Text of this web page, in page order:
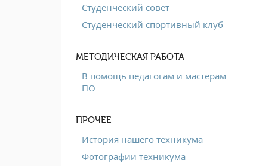
Студенческий совет
Студенческий спортивный клуб
МЕТОДИЧЕСКАЯ РАБОТА
В помощь педагогам и мастерам
ПО
ПРОЧЕЕ
История нашего техникума
Фотографии техникума